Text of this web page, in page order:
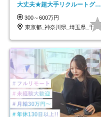
大丈夫★超大手リクルートグル
ープの正社員/sg
300～600万円
東京都_神奈川県_埼玉県_千葉県_大阪府…